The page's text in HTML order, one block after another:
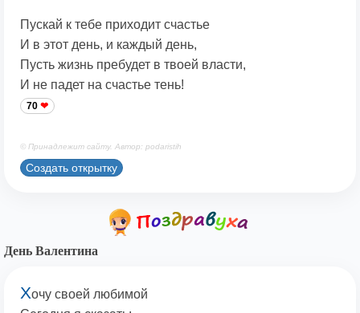
Пускай к тебе приходит счастье
И в этот день, и каждый день,
Пусть жизнь пребудет в твоей власти,
И не падет на счастье тень!
70
© Принадлежит сайту. Автор: podaristih
Создать открытку
День Валентина
Хочу своей любимой